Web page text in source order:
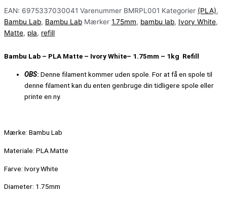
EAN: 6975337030041 Varenummer BMRPL001 Kategorier (PLA),
Bambu Lab, Bambu Lab Mærker 1.75mm, bambu lab, Ivory White,
Matte, pla, refill
Bambu Lab – PLA Matte – Ivory White– 1.75mm – 1kg Refill
OBS: Denne filament kommer uden spole. For at få en spole til
denne filament kan du enten genbruge din tidligere spole eller
printe en ny.
Mærke: Bambu Lab
Materiale: PLA Matte
Farve: Ivory White
Diameter: 1.75mm